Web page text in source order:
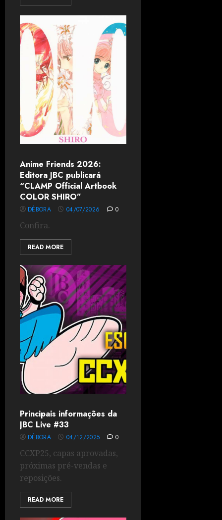
Anime Friends 2026:
Editora JBC publicará
“CLAMP Official Artbook
COLOR SHIRO”
DÉBORA 04/07/2026 0
Confira.
READ MORE
Principais informações da
JBC Live #33
DÉBORA 04/12/2025 0
CCXP25, capas aprovadas,
próximas pré-vendas e
reposições.
READ MORE